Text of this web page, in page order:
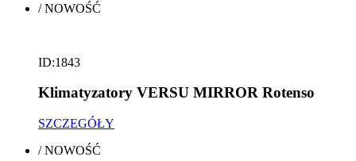
/NOWOŚĆ
ID:1843
Klimatyzatory VERSU MIRROR Rotenso
SZCZEGÓŁY
/NOWOŚĆ